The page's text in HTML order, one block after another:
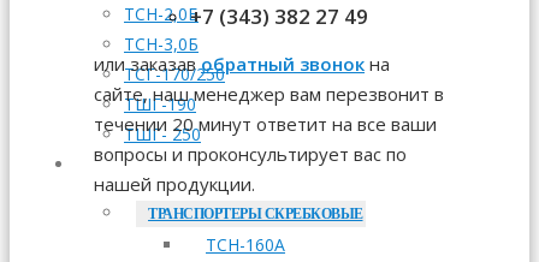
ТСН-2,0Б
ТСН-3,0Б
ТСГ-170/250
ТШГ-190
ТШГ- 250
ЗАПЧАСТИ
ТРАНСПОРТЕРЫ СКРЕБКОВЫЕ
ТСН-160А
+7 (343) 382 27 49
или заказавобратный звонок на
сайте, наш менеджер вам перезвонит в
течении 20 минут ответит на все ваши
вопросы и проконсультирует вас по
нашей продукции.